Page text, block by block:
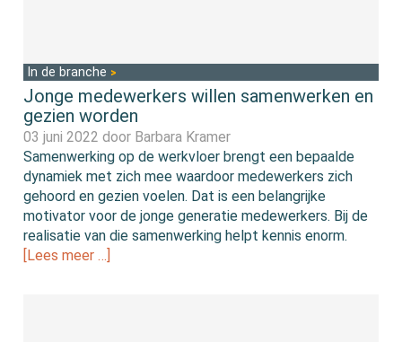
In de branche
Jonge medewerkers willen samenwerken en
gezien worden
03 juni 2022 door Barbara Kramer
Samenwerking op de werkvloer brengt een bepaalde
dynamiek met zich mee waardoor medewerkers zich
gehoord en gezien voelen. Dat is een belangrijke
motivator voor de jonge generatie medewerkers. Bij de
realisatie van die samenwerking helpt kennis enorm.
[Lees meer …]